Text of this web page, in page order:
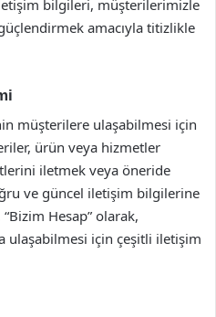
bilgileri, müşterilerimizle
amacıyla titizlikle
müşterilere ulaşabilmesi için
ürün veya hizmetler
iletmek veya öneride
ve güncel iletişim bilgilerine
Hesap” olarak,
ulaşabilmesi için çeşitli iletişim